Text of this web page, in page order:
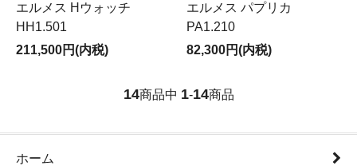
エルメス Hウォッチ
HH1.501
211,500円(内税)
エルメス パプリカ
PA1.210
82,300円(内税)
14商品中 1-14商品
ホーム